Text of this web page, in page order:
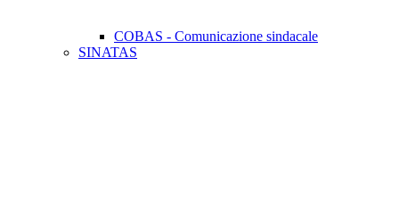
COBAS - Comunicazione sindacale
SINATAS